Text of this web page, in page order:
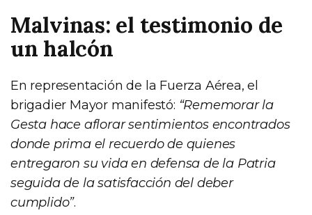
Malvinas: el testimonio de
un halcón
En representación de la Fuerza Aérea, el
brigadier Mayor manifestó: “Rememorar la
Gesta hace aflorar sentimientos encontrados
donde prima el recuerdo de quienes
entregaron su vida en defensa de la Patria
seguida de la satisfacción del deber
cumplido”.